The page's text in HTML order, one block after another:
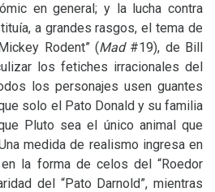
en general; y la lucha contra
a grandes rasgos, el tema de
Rodent” (Mad#19), de Bill
los fetiches irracionales del
los personajes usen guantes
solo el Pato Donald y su familia
Pluto sea el único animal que
medida de realismo ingresa en
la forma de celos del “Roedor
del “Pato Darnold”, mientras